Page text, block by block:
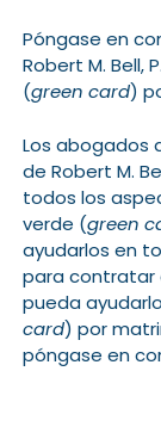
Póngase en
Robert M. Bell,
(green card)
Los abogados
de Robert M.
todos los
verde (green
ayudarlos en
para contratar
pueda
card) por
póngase en